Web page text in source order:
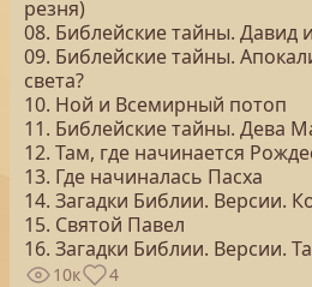
резня)
08. Библейские тайны. Давид
09. Библейские тайны.
света?
10. Ной и Всемирный потоп
11. Библейские тайны. Дева
12. Там, где начинается
13. Где начиналась Пасха
14. Загадки Библии. Версии.
15. Святой Павел
16. Загадки Библии. Версии.
10к 4